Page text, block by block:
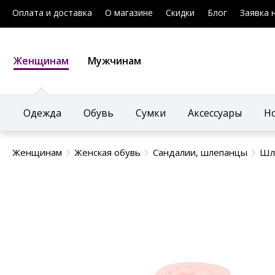
Оплата и доставка О магазине Скидки Блог Заявка
Женщинам
Одежда Обувь Сумки Аксессуары
Мужчинам
Женщинам Женская обувь Сандалии, шлепанцы